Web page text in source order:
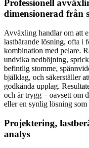
Professionell
dimensionerad från
Avväxling handlar om att
lastbärande lösning, ofta i
kombination med pelare.
undvika nedböjning,
befintlig stomme,
bjälklag, och säkerställer
godkända upplag.
och är trygg – oavsett om
eller en synlig lösning
Projektering,
analys